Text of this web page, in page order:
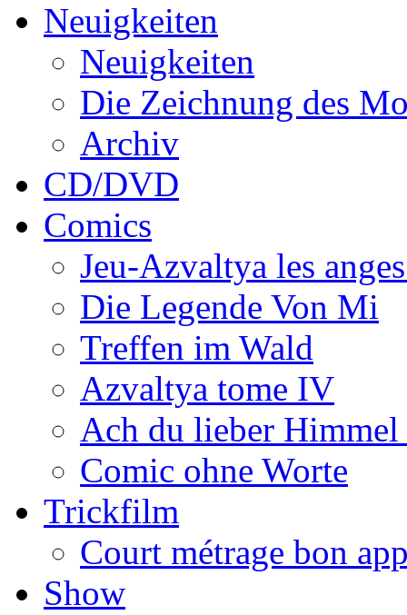
Neuigkeiten
Neuigkeiten
Die Zeichnung des
Archiv
CD/DVD
Comics
Jeu-Azvaltya les
Die Legende Von Mi
Treffen im Wald
Azvaltya tome IV
Ach du lieber Himmel
Comic ohne Worte
Trickfilm
Court métrage bon
Show